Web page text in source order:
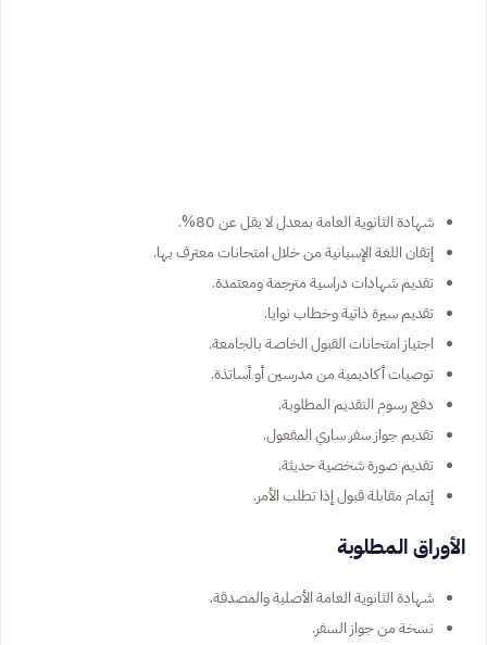
شهادة الثانوية العامة بمعدل لا يقل عن 80%.
إتقان اللغة الإسبانية من خلال امتحانات معترف بها.
تقديم شهادات دراسية مترجمة ومعتمدة.
تقديم سيرة ذاتية وخطاب نوايا.
اجتياز امتحانات القبول الخاصة بالجامعة.
توصيات أكاديمية من مدرسين أو أساتذة.
دفع رسوم التقديم المطلوبة.
تقديم جواز سفر ساري المفعول.
تقديم صورة شخصية حديثة.
إتمام مقابلة قبول إذا تطلب الأمر.
الأوراق المطلوبة
شهادة الثانوية العامة الأصلية والمصدقة.
نسخة من جواز السفر.